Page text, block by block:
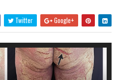
Twitter Google+